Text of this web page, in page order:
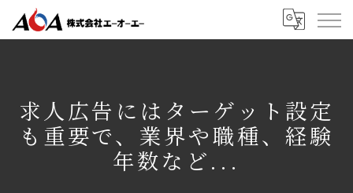
求人広告にはターゲット設定
も重要で、業界や職種、経験
年数など...